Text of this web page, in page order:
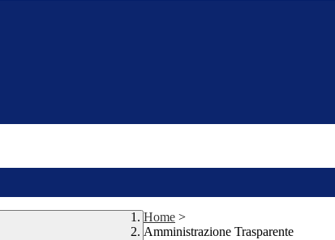
Home >
Amministrazione Trasparente